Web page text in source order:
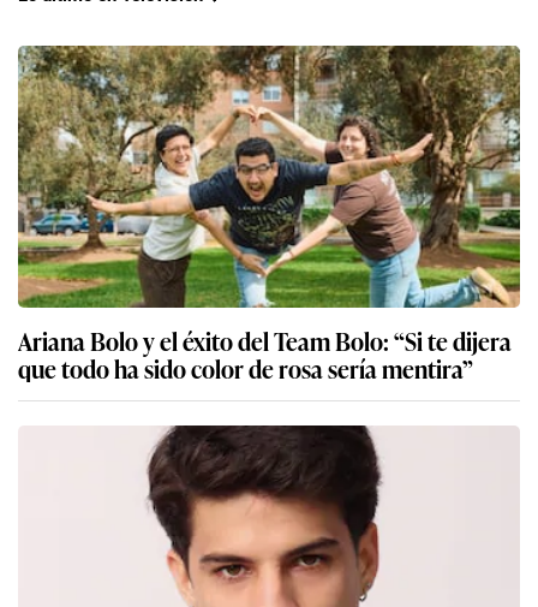
Ariana Bolo y el éxito del Team Bolo: “Si te dijera
que todo ha sido color de rosa sería mentira”